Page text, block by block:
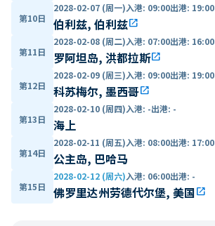
第10日
2028-02-07 (周一)入港: 09:00出港: 19:00
伯利兹, 伯利兹open_in_new
第11日
2028-02-08 (周二)入港: 07:00出港: 16:00
罗阿坦岛, 洪都拉斯open_in_new
第12日
2028-02-09 (周三)入港: 09:00出港: 19:00
科苏梅尔, 墨西哥open_in_new
第13日
2028-02-10 (周四)入港: -出港: -
海上
第14日
2028-02-11 (周五)入港: 08:00出港: 17:00
公主岛, 巴哈马
第15日
2028-02-12 (周六)入港: 06:00出港: -
佛罗里达州劳德代尔堡, 美国open_in_new